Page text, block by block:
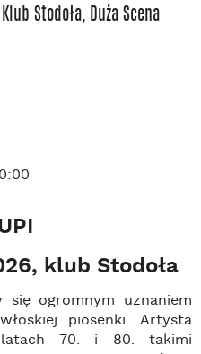
Stodoła, Duża Scena
klub Stodoła
ogromnym uznaniem
piosenki. Artysta
latach 70. i 80. takimi